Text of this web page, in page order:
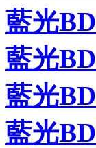
藍光
藍光
藍光
藍光